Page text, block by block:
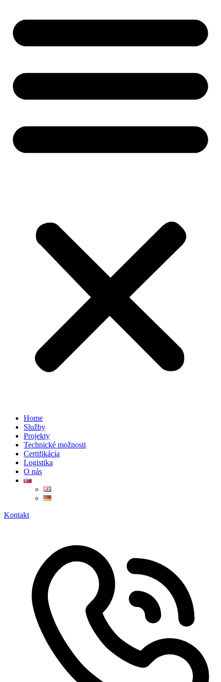
Home
Služby
Projekty
Technické možnosti
Certifikácia
Logistika
O nás
Kontakt